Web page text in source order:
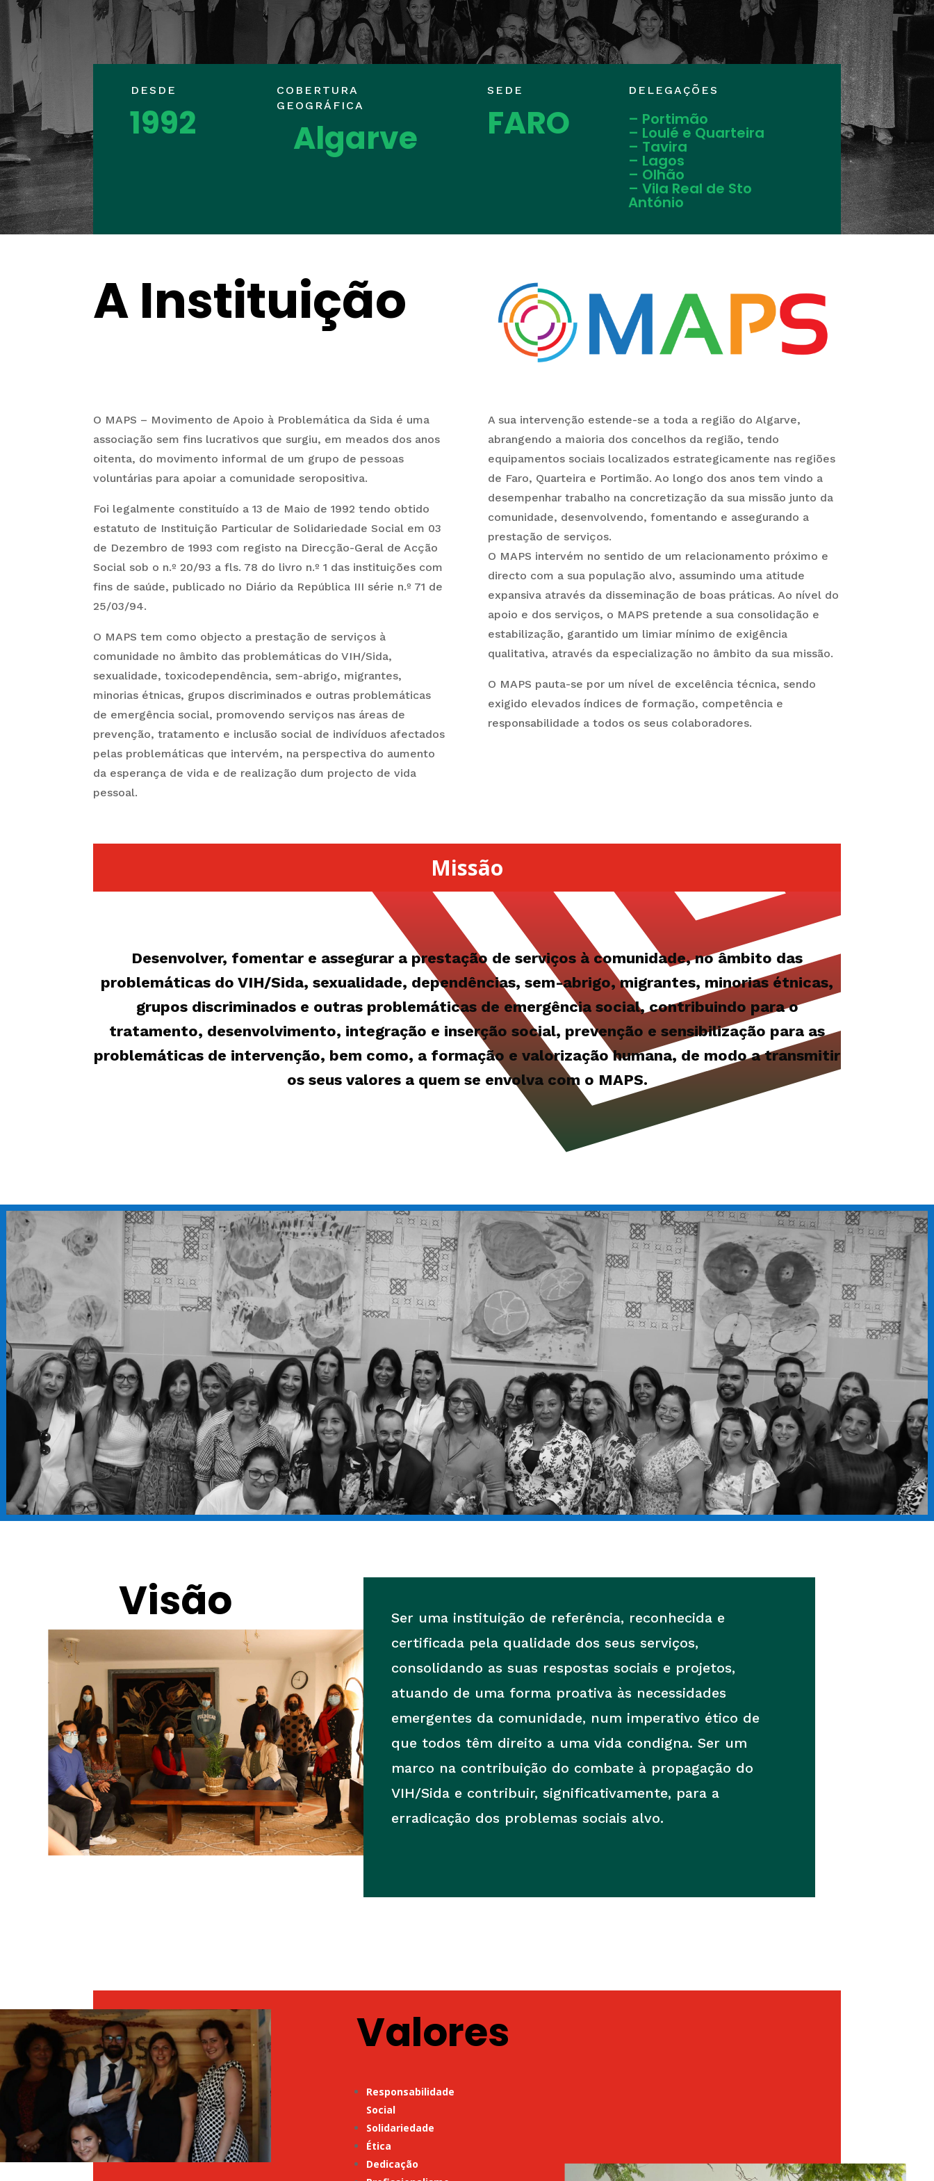
DESDE
1992
COBERTURA
GEOGRÁFICA
Algarve
SEDE
FARO
DELEGAÇÕES
– Portimão
– Loulé e Quarteira
– Tavira
– Lagos
– Olhão
– Vila Real de Sto
António
A Instituição
O MAPS – Movimento de Apoio à Problemática da Sida é uma
associação sem fins lucrativos que surgiu, em meados dos anos
oitenta, do movimento informal de um grupo de pessoas
voluntárias para apoiar a comunidade seropositiva.
Foi legalmente constituído a 13 de Maio de 1992 tendo obtido
estatuto de Instituição Particular de Solidariedade Social em 03
de Dezembro de 1993 com registo na Direcção-Geral de Acção
Social sob o n.º 20/93 a fls. 78 do livro n.º 1 das instituições com
fins de saúde, publicado no Diário da República III série n.º 71 de
25/03/94.
O MAPS tem como objecto a prestação de serviços à
comunidade no âmbito das problemáticas do VIH/Sida,
sexualidade, toxicodependência, sem-abrigo, migrantes,
minorias étnicas, grupos discriminados e outras problemáticas
de emergência social, promovendo serviços nas áreas de
prevenção, tratamento e inclusão social de indivíduos afectados
pelas problemáticas que intervém, na perspectiva do aumento
da esperança de vida e de realização dum projecto de vida
pessoal.
A sua intervenção estende-se a toda a região do Algarve,
abrangendo a maioria dos concelhos da região, tendo
equipamentos sociais localizados estrategicamente nas regiões
de Faro, Quarteira e Portimão. Ao longo dos anos tem vindo a
desempenhar trabalho na concretização da sua missão junto da
comunidade, desenvolvendo, fomentando e assegurando a
prestação de serviços.
O MAPS intervém no sentido de um relacionamento próximo e
directo com a sua população alvo, assumindo uma atitude
expansiva através da disseminação de boas práticas. Ao nível do
apoio e dos serviços, o MAPS pretende a sua consolidação e
estabilização, garantido um limiar mínimo de exigência
qualitativa, através da especialização no âmbito da sua missão.
O MAPS pauta-se por um nível de excelência técnica, sendo
exigido elevados índices de formação, competência e
responsabilidade a todos os seus colaboradores.
Missão
Desenvolver, fomentar e assegurar a prestação de serviços à comunidade, no âmbito das
problemáticas do VIH/Sida, sexualidade, dependências, sem-abrigo, migrantes, minorias étnicas,
grupos discriminados e outras problemáticas de emergência social, contribuindo para o
tratamento, desenvolvimento, integração e inserção social, prevenção e sensibilização para as
problemáticas de intervenção, bem como, a formação e valorização humana, de modo a transmitir
os seus valores a quem se envolva com o MAPS.
Visão
Ser uma instituição de referência, reconhecida e
certificada pela qualidade dos seus serviços,
consolidando as suas respostas sociais e projetos,
atuando de uma forma proativa às necessidades
emergentes da comunidade, num imperativo ético de
que todos têm direito a uma vida condigna. Ser um
marco na contribuição do combate à propagação do
VIH/Sida e contribuir, significativamente, para a
erradicação dos problemas sociais alvo.
Valores
Responsabilidade
Social
Solidariedade
Ética
Dedicação